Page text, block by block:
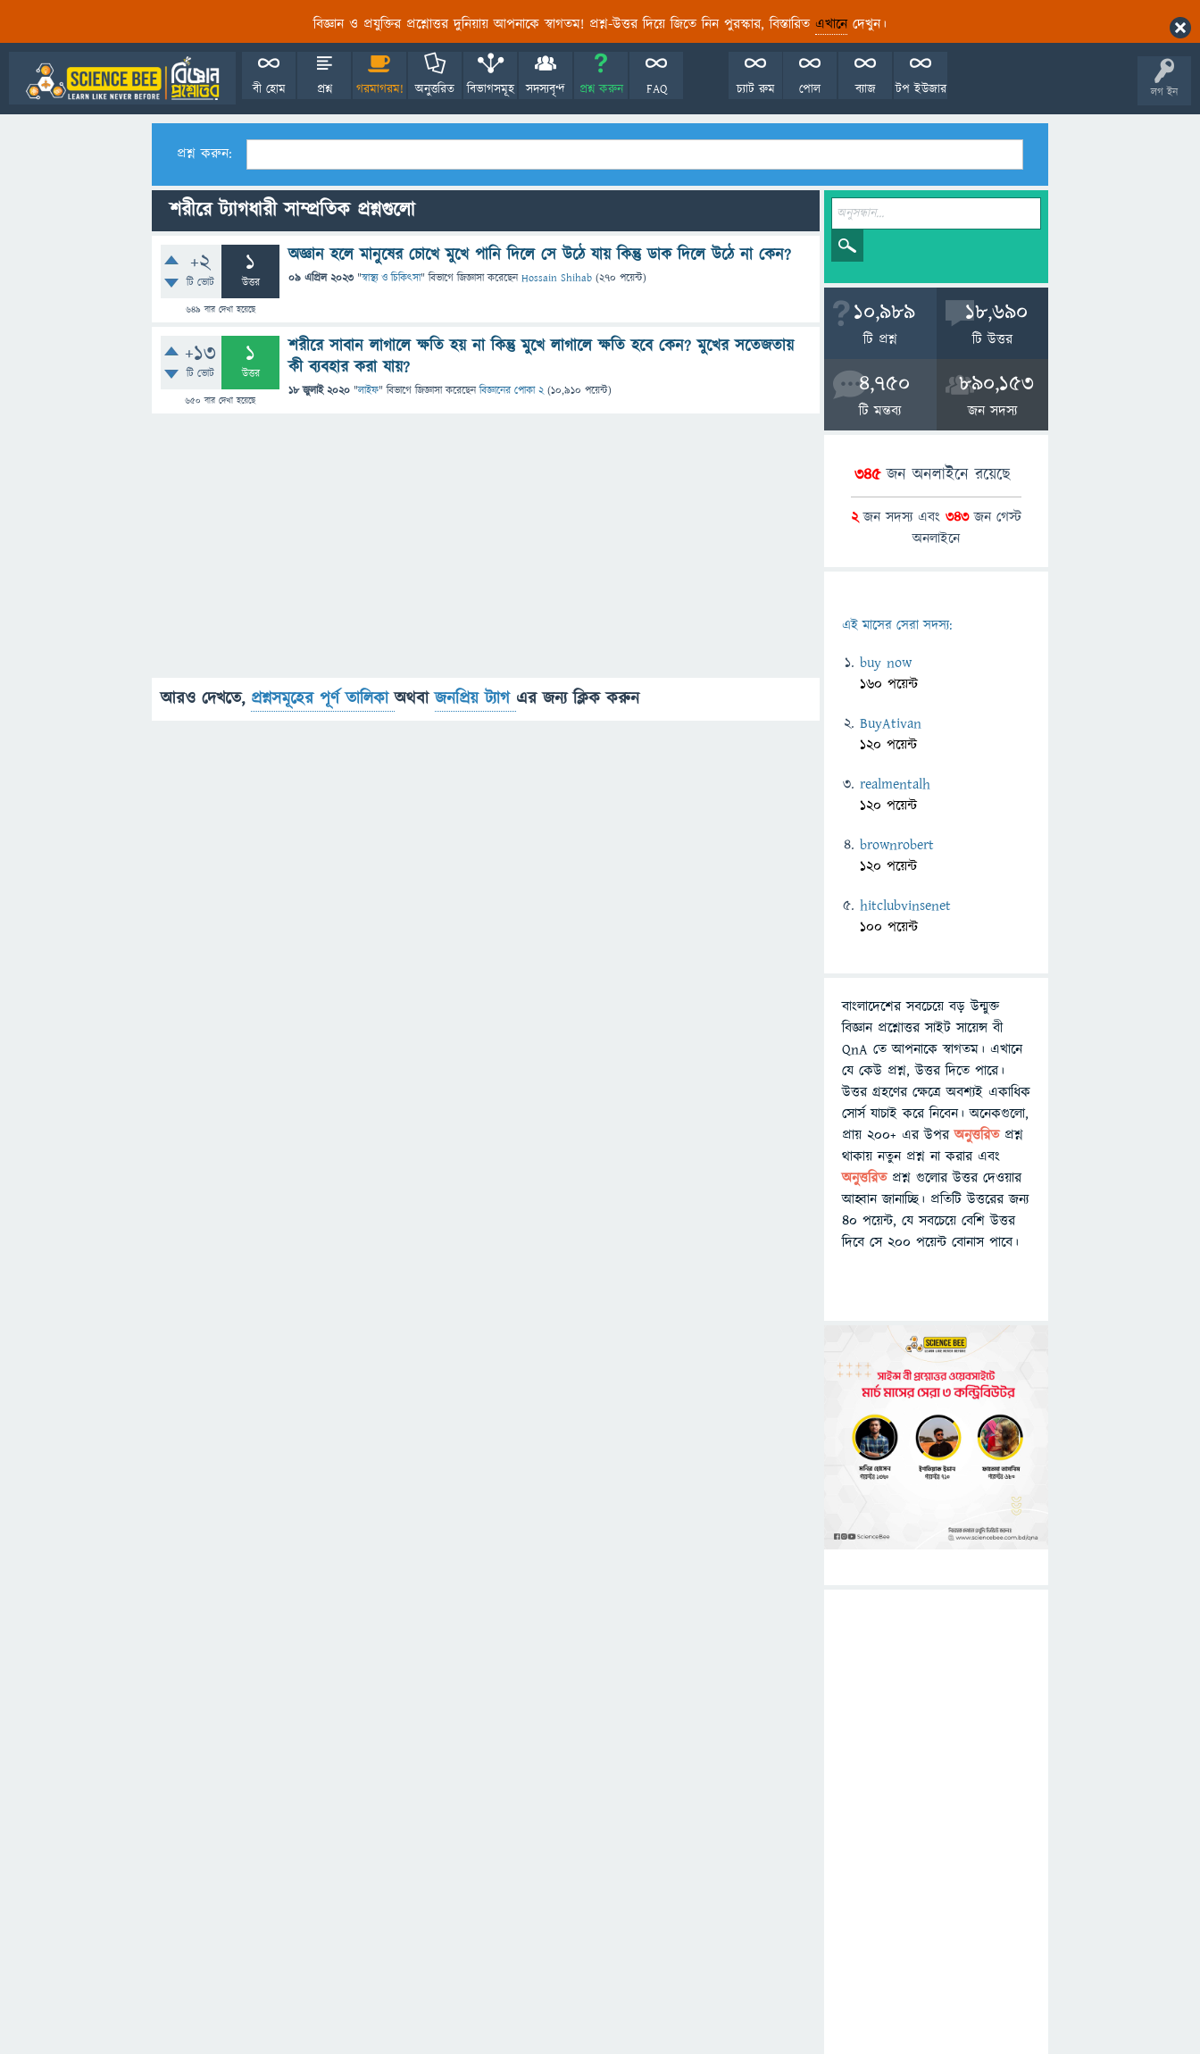
বিজ্ঞান ও প্রযুক্তির প্রশ্নোত্তর দুনিয়ায় আপনাকে স্বাগতম! প্রশ্ন-উত্তর দিয়ে জিতে নিন পুরস্কার, বিস্তারিত এখানেদেখুন।
লগ ইন
বী হোম প্রশ্ন গরমাগরম! অনুত্তরিত বিভাগসমূহ সদস্যবৃন্দ প্রশ্ন করুন FAQ টপ ইউজার
ব্যাজ
পোল
চ্যাট রুম
প্রশ্ন করুন:
শরীরে ট্যাগধারী সাম্প্রতিক প্রশ্নগুলো
+2
টি ভোট
1
উত্তর
649 বার দেখা হয়েছে
অজ্ঞান হলে মানুষের চোখে মুখে পানি দিলে সে উঠে যায় কিন্তু ডাক দিলে উঠে না কেন?
09 এপ্রিল 2023 "স্বাস্থ্য ও চিকিৎসা" বিভাগে জিজ্ঞাসাকরেছেনHossain Shihab (270 পয়েন্ট)
+13
টি ভোট
1
উত্তর
650 বার দেখা হয়েছে
শরীরে সাবান লাগালে ক্ষতি হয় না কিন্তু মুখে লাগালে ক্ষতি হবে কেন? মুখের সতেজতায়
কী ব্যবহার করা যায়?
18 জুলাই 2020 "লাইফ" বিভাগে জিজ্ঞাসাকরেছেনবিজ্ঞানের পোকা 2 (10,910 পয়েন্ট)
আরও দেখতে, প্রশ্নসমূহের পূর্ণ তালিকাঅথবাজনপ্রিয় ট্যাগ এর জন্য ক্লিক করুন
10,989
টি প্রশ্ন
18,690
টি উত্তর
4,750
টি মন্তব্য
890,153
জন সদস্য
345জন অনলাইনে রয়েছে
2জন সদস্য এবং 343জন গেস্ট
অনলাইনে
এই মাসের সেরা সদস্য:
buy now
160 পয়েন্ট
BuyAtivan
120 পয়েন্ট
realmentalh
120 পয়েন্ট
brownrobert
120 পয়েন্ট
hitclubvinsenet
100 পয়েন্ট
বাংলাদেশের সবচেয়ে বড় উন্মুক্ত
বিজ্ঞান প্রশ্নোত্তর সাইট সায়েন্স বী
QnA তে আপনাকে স্বাগতম। এখানে
যে কেউ প্রশ্ন, উত্তর দিতে পারে।
উত্তর গ্রহণের ক্ষেত্রে অবশ্যই একাধিক
সোর্স যাচাই করে নিবেন। অনেকগুলো,
প্রায় ২০০+ এর উপরঅনুত্তরিতপ্রশ্ন
থাকায় নতুন প্রশ্ন না করার এবং
অনুত্তরিত প্রশ্ন গুলোর উত্তর দেওয়ার
আহ্বান জানাচ্ছি। প্রতিটি উত্তরের জন্য
৪০ পয়েন্ট, যে সবচেয়ে বেশি উত্তর
দিবে সে ২০০ পয়েন্ট বোনাস পাবে।